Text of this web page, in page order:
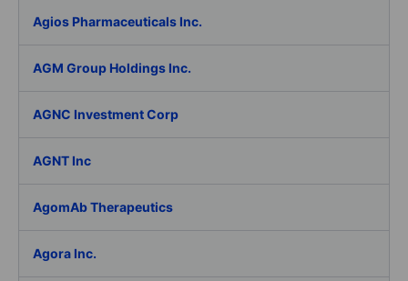
Agios Pharmaceuticals Inc.
AGM Group Holdings Inc.
AGNC Investment Corp
AGNT Inc
AgomAb Therapeutics
Agora Inc.